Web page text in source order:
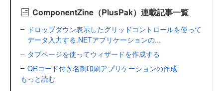
ComponentZine（PlusPak）連載記事一覧
ドロップダウン表示したグリッドコントロールを使って
データ入力する.NETアプリケーションの...
タブページを使ってウィザードを作成する
QRコード付き名刺印刷アプリケーションの作成
もっと読む